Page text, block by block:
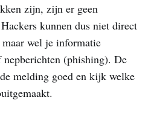
zijn, zijn er geen
kunnen dus niet direct
wel je informatie
(phishing). De
melding goed en kijk welke